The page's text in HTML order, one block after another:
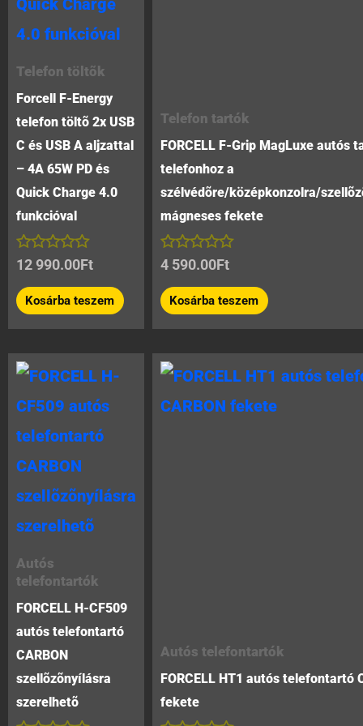
Telefon töltõk
Forcell F-Energy
telefon töltõ 2x USB
C és USB A aljzattal
– 4A 65W PD és
Quick Charge 4.0
funkcióval
Értékelés:
/
5
12 990.00Ft
Kosárba teszem
Telefon tartók
FORCELL F-Grip MagLuxe autós
telefonhoz a
szélvédõre/középkonzolra/
mágneses fekete
Értékelés:
/
5
4 590.00Ft
Kosárba teszem
Autós
telefontartók
FORCELL H-CF509
autós telefontartó
CARBON
szellõzõnyílásra
szerelhetõ
Autós telefontartók
FORCELL HT1 autós telefontartó
fekete